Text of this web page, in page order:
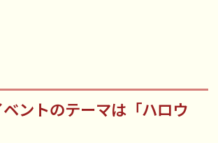
ントのテーマは「ハロウ